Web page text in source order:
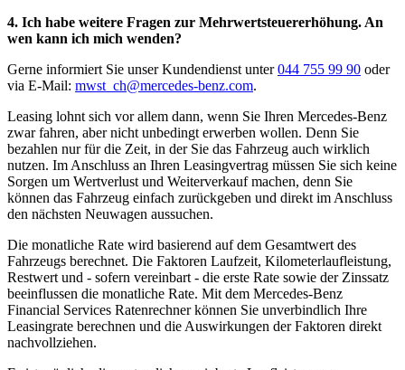
4. Ich habe weitere Fragen zur Mehrwertsteuererhöhung. An
wen kann ich mich wenden?
Gerne informiert Sie unser Kundendienst unter044 755 99 90 oder
via E-Mail: mwst_ch@mercedes-benz.com.
Leasing lohnt sich vor allem dann, wenn Sie Ihren Mercedes-Benz
zwar fahren, aber nicht unbedingt erwerben wollen. Denn Sie
bezahlen nur für die Zeit, in der Sie das Fahrzeug auch wirklich
nutzen. Im Anschluss an Ihren Leasingvertrag müssen Sie sich keine
Sorgen um Wertverlust und Weiterverkauf machen, denn Sie
können das Fahrzeug einfach zurückgeben und direkt im Anschluss
den nächsten Neuwagen aussuchen.
Die monatliche Rate wird basierend auf dem Gesamtwert des
Fahrzeugs berechnet. Die Faktoren Laufzeit, Kilometerlaufleistung,
Restwert und - sofern vereinbart - die erste Rate sowie der Zinssatz
beeinflussen die monatliche Rate. Mit dem Mercedes-Benz
Financial Services Ratenrechner können Sie unverbindlich Ihre
Leasingrate berechnen und die Auswirkungen der Faktoren direkt
nachvollziehen.